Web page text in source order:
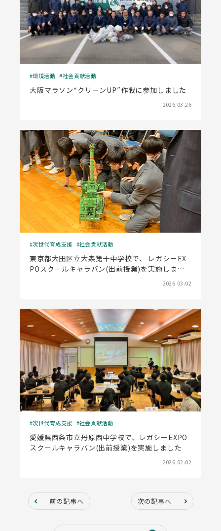
環境活動 社会貢献活動
大阪マラソン“クリーンUP”作戦に参加しました
2026.03.26
次世代育成支援 社会貢献活動
東京都大田区立大森第十中学校で、 レガシーEX
POスクールキャラバン(出前授業)を実施しまし
2026.03.02
次世代育成支援 社会貢献活動
愛媛県西条市立丹原西中学校で、レガシーEXPO
スクールキャラバン(出前授業)を実施しました
2026.02.02
前の記事へ 次の記事へ